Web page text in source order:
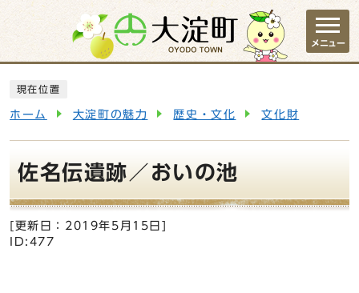
ページの先頭です
メニュー
現在位置
ホーム 大淀町の魅力 歴史・文化 文化財
佐名伝遺跡／おいの池
[更新日： 2019年5月15日
ID:477